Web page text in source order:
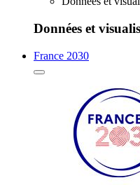
Données et
France 2030